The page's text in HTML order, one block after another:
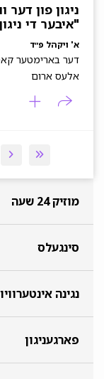
מוזיק 24 שעה
סינגעלס
נגינה
פארגעניגון
ניגון פון
"איבער די
א' ויקהל פ״ד
דער בארימטער
אלעס ארום